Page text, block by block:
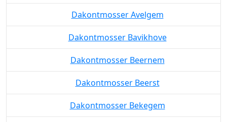
Dakontmosser Avelgem
Dakontmosser Bavikhove
Dakontmosser Beernem
Dakontmosser Beerst
Dakontmosser Bekegem